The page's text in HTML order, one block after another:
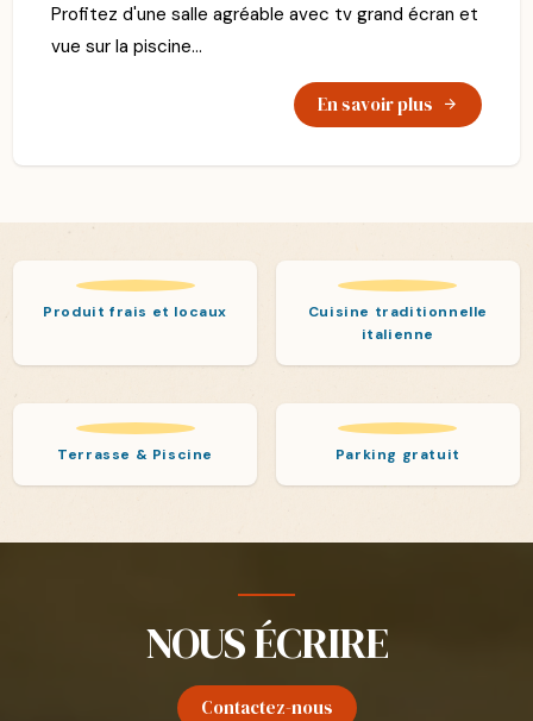
Profitez d'une salle agréable avec tv grand écran et
vue sur la piscine...
En savoir plus
Produit frais et locaux
Cuisine traditionnelle
italienne
Terrasse & Piscine Parking gratuit
NOUS ÉCRIRE
Contactez-nous